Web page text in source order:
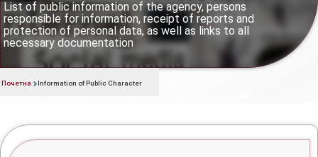
Breadcrumb
Почетна Information of Public Character
List of public information of the agency, persons
responsible for information, receipt of reports and
protection of personal data, as well as links to all
necessary documentation